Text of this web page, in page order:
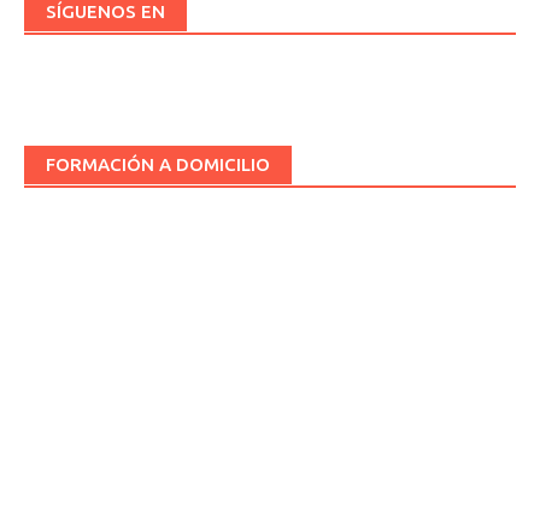
SÍGUENOS EN
FORMACIÓN A DOMICILIO